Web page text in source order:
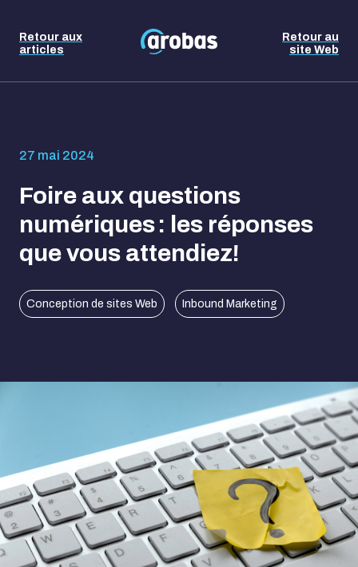
Retour aux
articles
Retour au
site Web
27 mai 2024
Foire aux questions
numériques : les réponses
que vous attendiez!
Conception de sites Web Inbound Marketing